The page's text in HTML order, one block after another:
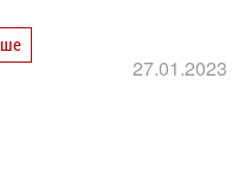
27.01.2023